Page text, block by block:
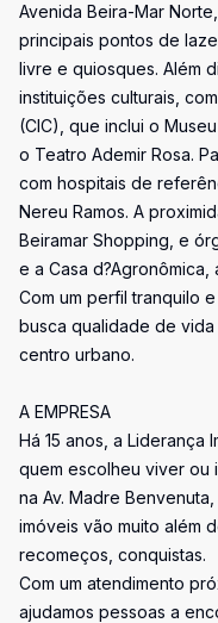
Avenida Beira-Mar
principais pontos de
livre e quiosques. Além
instituições culturais,
(CIC), que inclui o
o Teatro Ademir Rosa.
com hospitais de
Nereu Ramos. A
Beiramar Shopping, e
e a Casa
Com um perfil tranquilo
busca qualidade de
centro urbano.
A EMPRESA
Há 15 anos, a Liderança
quem escolheu viver ou
na Av. Madre
imóveis vão muito além
recomeços, conquistas.
Com um atendimento
ajudamos pessoas a